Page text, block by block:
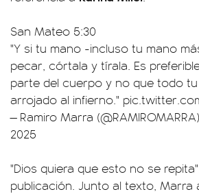
San Mateo 5:30
"Y si tu mano -incluso tu mano
pecar, córtala y tírala. Es
parte del cuerpo y no que todo
arrojado al infierno."
— Ramiro Marra (@RAMIROMARRA)
2025
"Dios quiera que esto no se
publicación. Junto al texto, Marra